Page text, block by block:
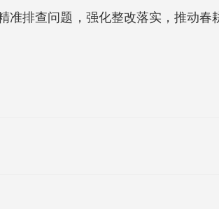
准排查问题，强化整改落实，推动